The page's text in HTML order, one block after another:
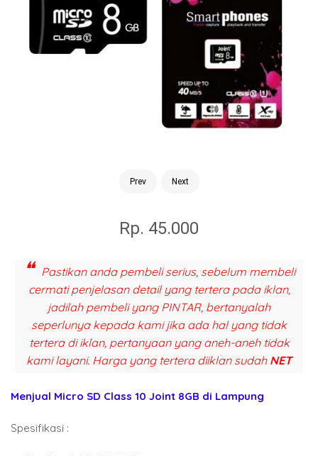
Prev Next
Rp. 45.000
Pastikan anda pembeli serius, sebelum membeli
cermati penjelasan detail yang tertera pada iklan,
jadilah pembeli yang PINTAR, bertanyalah
seperlunya kepada kami jika ada hal yang tidak
tertera di iklan, pertanyaan yang aneh-aneh tidak
kami layani. Harga yang tertera diiklan sudah NET
Menjual Micro SD Class 10 Joint 8GB di Lampung
Spesifikasi :